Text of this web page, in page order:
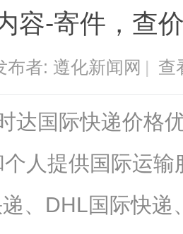
容-寄件，查
布者: 遵化新闻网 | 查
达国际快递价格
人提供国际运
、DHL国际快